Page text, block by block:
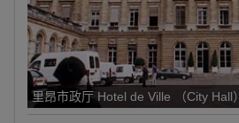
里昂市政厅 Hotel de Ville （City Hall）